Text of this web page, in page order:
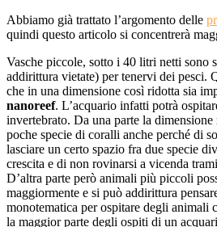
Abbiamo già trattato l’argomento delle
quindi questo articolo si concentrerà
Vasche piccole, sotto i 40 litri netti sono
addirittura vietate) per tenervi dei pesci.
che in una dimensione così ridotta sia
nanoreef. L’acquario infatti potrà
invertebrato. Da una parte la
poche specie di coralli anche perché di
lasciare un certo spazio fra due specie
crescita e di non rovinarsi a vicenda
D’altra parte però animali più piccoli
maggiormente e si può addirittura
monotematica per ospitare degli animali
la maggior parte degli ospiti di un